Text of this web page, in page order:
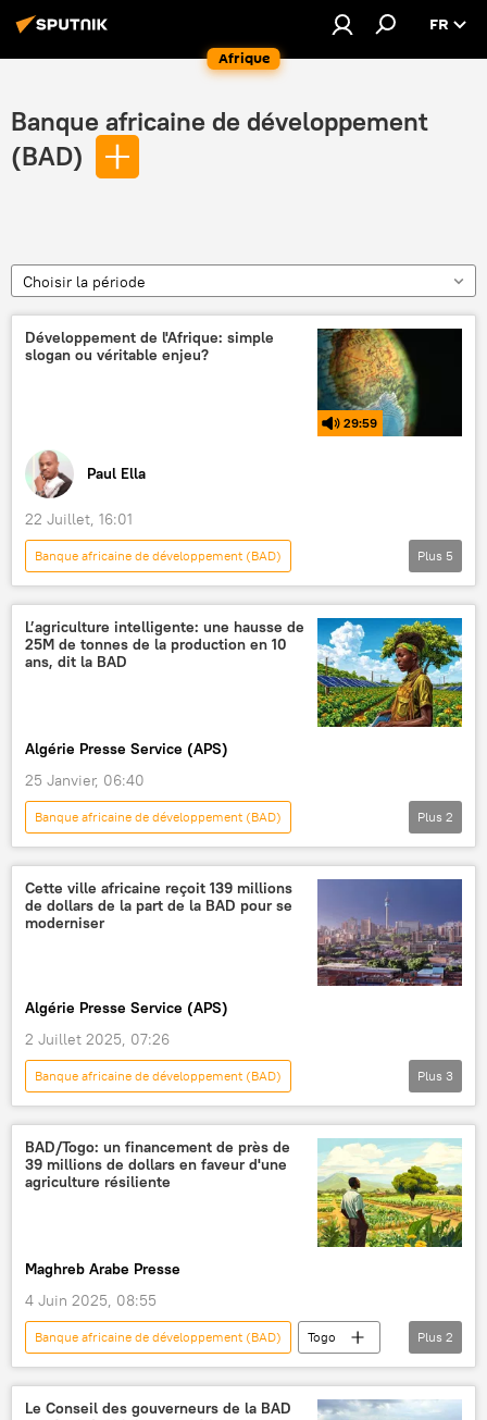
Afrique
FR
Banque africaine de développement
(BAD)
Choisir la période
Développement de l'Afrique: simple
slogan ou véritable enjeu?
29:59
Paul Ella
22 Juillet, 16:01
Banque africaine de développement (BAD)
Regards honnêtes
Podcasts
développement
développement durable
Afrique
Plus 5
L’agriculture intelligente: une hausse de
25M de tonnes de la production en 10
ans, dit la BAD
Algérie Presse Service (APS)
25 Janvier, 06:40
Banque africaine de développement (BAD)
agriculture
Afrique subsaharienne
Plus 2
Cette ville africaine reçoit 139 millions
de dollars de la part de la BAD pour se
moderniser
Algérie Presse Service (APS)
2 Juillet 2025, 07:26
Banque africaine de développement (BAD)
Johannesburg
Afrique du Sud
Afrique subsaharienne
Plus 3
BAD/Togo: un financement de près de
39 millions de dollars en faveur d'une
agriculture résiliente
Maghreb Arabe Presse
4 Juin 2025, 08:55
Banque africaine de développement (BAD)
Togo
agriculture
financement
Plus 2
Le Conseil des gouverneurs de la BAD